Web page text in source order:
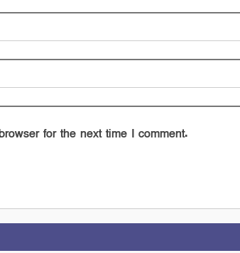
for the next time I comment.